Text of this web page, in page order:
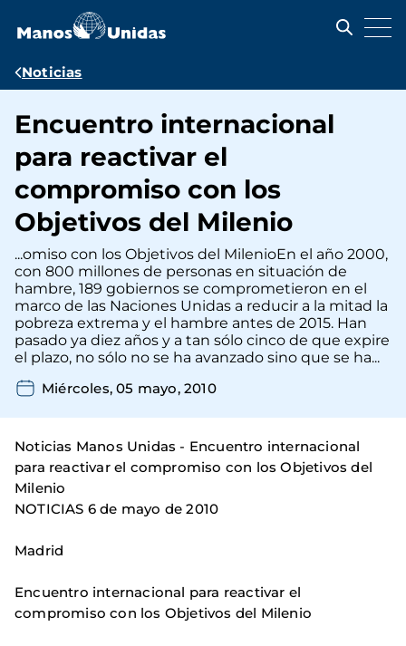
contenido
Ruta
navegación
Noticias
Encuentro internacional
para reactivar el
compromiso con los
Objetivos del Milenio
...omiso con los Objetivos del MilenioEn el año 2000,
con 800 millones de personas en situación de
hambre, 189 gobiernos se comprometieron en el
marco de las Naciones Unidas a reducir a la mitad la
pobreza extrema y el hambre antes de 2015. Han
pasado ya diez años y a tan sólo cinco de que expire
el plazo, no sólo no se ha avanzado sino que se ha...
Miércoles, 05 mayo, 2010
Noticias Manos Unidas - Encuentro internacional
para reactivar el compromiso con los Objetivos del
Milenio
NOTICIAS 6 de mayo de 2010
Madrid
Encuentro internacional para reactivar el
compromiso con los Objetivos del Milenio